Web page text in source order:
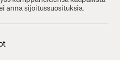
anna sijoitussuosituksia.